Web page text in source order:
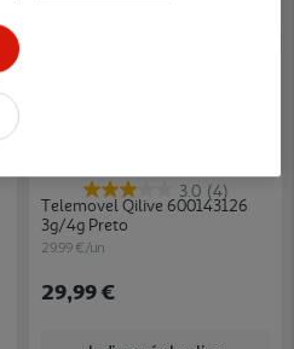
3.0 (4)
Telemovel Qilive 600143126
3g/4g Preto
29.99 €/un
29,99 €